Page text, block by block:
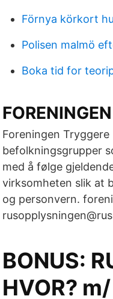
Förnya körkort
Polisen malmö
Boka tid for
Foreningen
befolkningsgrupper
med å følge
virksomheten slik at
og personvern.
BONUS:
HVOR?